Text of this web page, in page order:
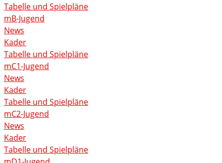
Tabelle und Spielpläne
mB-Jugend
News
Kader
Tabelle und Spielpläne
mC1-Jugend
News
Kader
Tabelle und Spielpläne
mC2-Jugend
News
Kader
Tabelle und Spielpläne